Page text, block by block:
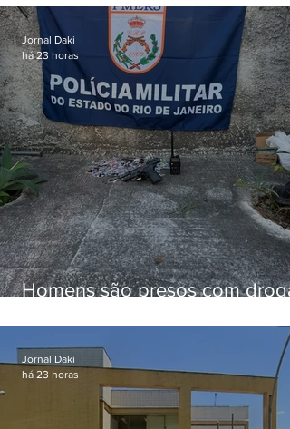
familiar para merenda escolar
Homens são presos com
Jornal Daki
há 23 horas
Jornal Daki
há 23 horas